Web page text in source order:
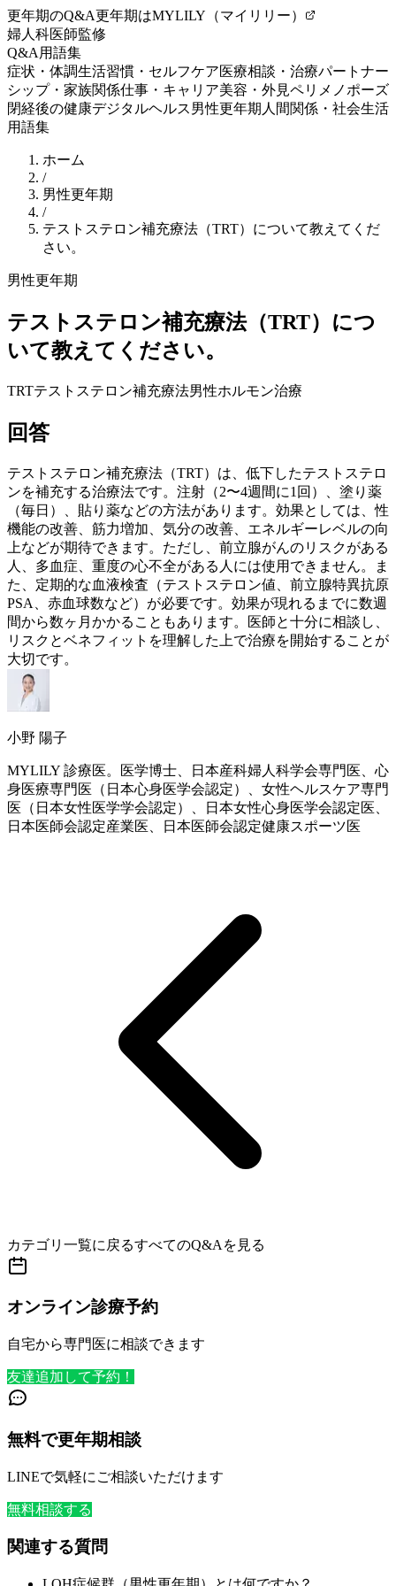
更年期のQ&A更年期はMYLILY（マイリリー）
婦人科医師監修
Q&A 用語集
症状・体調生活習慣・セルフケア医療相談・治療パートナー
シップ・家族関係仕事・キャリア美容・外見ペリメノポーズ
閉経後の健康デジタルヘルス男性更年期 人間関係・社会生活
用語集
ホーム
/
男性更年期
/
テストステロン補充療法（TRT）について教えてくだ
さい。
男性更年期
テストステロン補充療法（TRT）につ
いて教えてください。
TRTテストステロン補充療法男性ホルモン治療
回答
テストステロン補充療法（TRT）は、低下したテストステロ
ンを補充する治療法です。注射（2〜4週間に1回）、塗り薬
（毎日）、貼り薬などの方法があります。効果としては、性
機能の改善、筋力増加、気分の改善、エネルギーレベルの向
上などが期待できます。ただし、前立腺がんのリスクがある
人、多血症、重度の心不全がある人には使用できません。ま
た、定期的な血液検査（テストステロン値、前立腺特異抗原
PSA、赤血球数など）が必要です。効果が現れるまでに数週
間から数ヶ月かかることもあります。医師と十分に相談し、
リスクとベネフィットを理解した上で治療を開始することが
大切です。
小野 陽子
MYLILY 診療医。医学博士、日本産科婦人科学会専門医、心
身医療専門医（日本心身医学会認定）、女性ヘルスケア専門
医（日本女性医学学会認定）、日本女性心身医学会認定医、
日本医師会認定産業医、日本医師会認定健康スポーツ医
カテゴリ一覧に戻るすべてのQ&Aを見る
オンライン診療予約
自宅から専門医に相談できます
友達追加して予約！
無料で更年期相談
LINEで気軽にご相談いただけます
無料相談する
関連する質問